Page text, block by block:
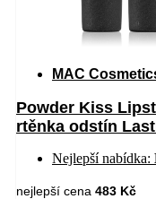
MAC
Powder Kiss
rtěnka odstín
Nejlepší nabídka:
nejlepší cena 483 Kč